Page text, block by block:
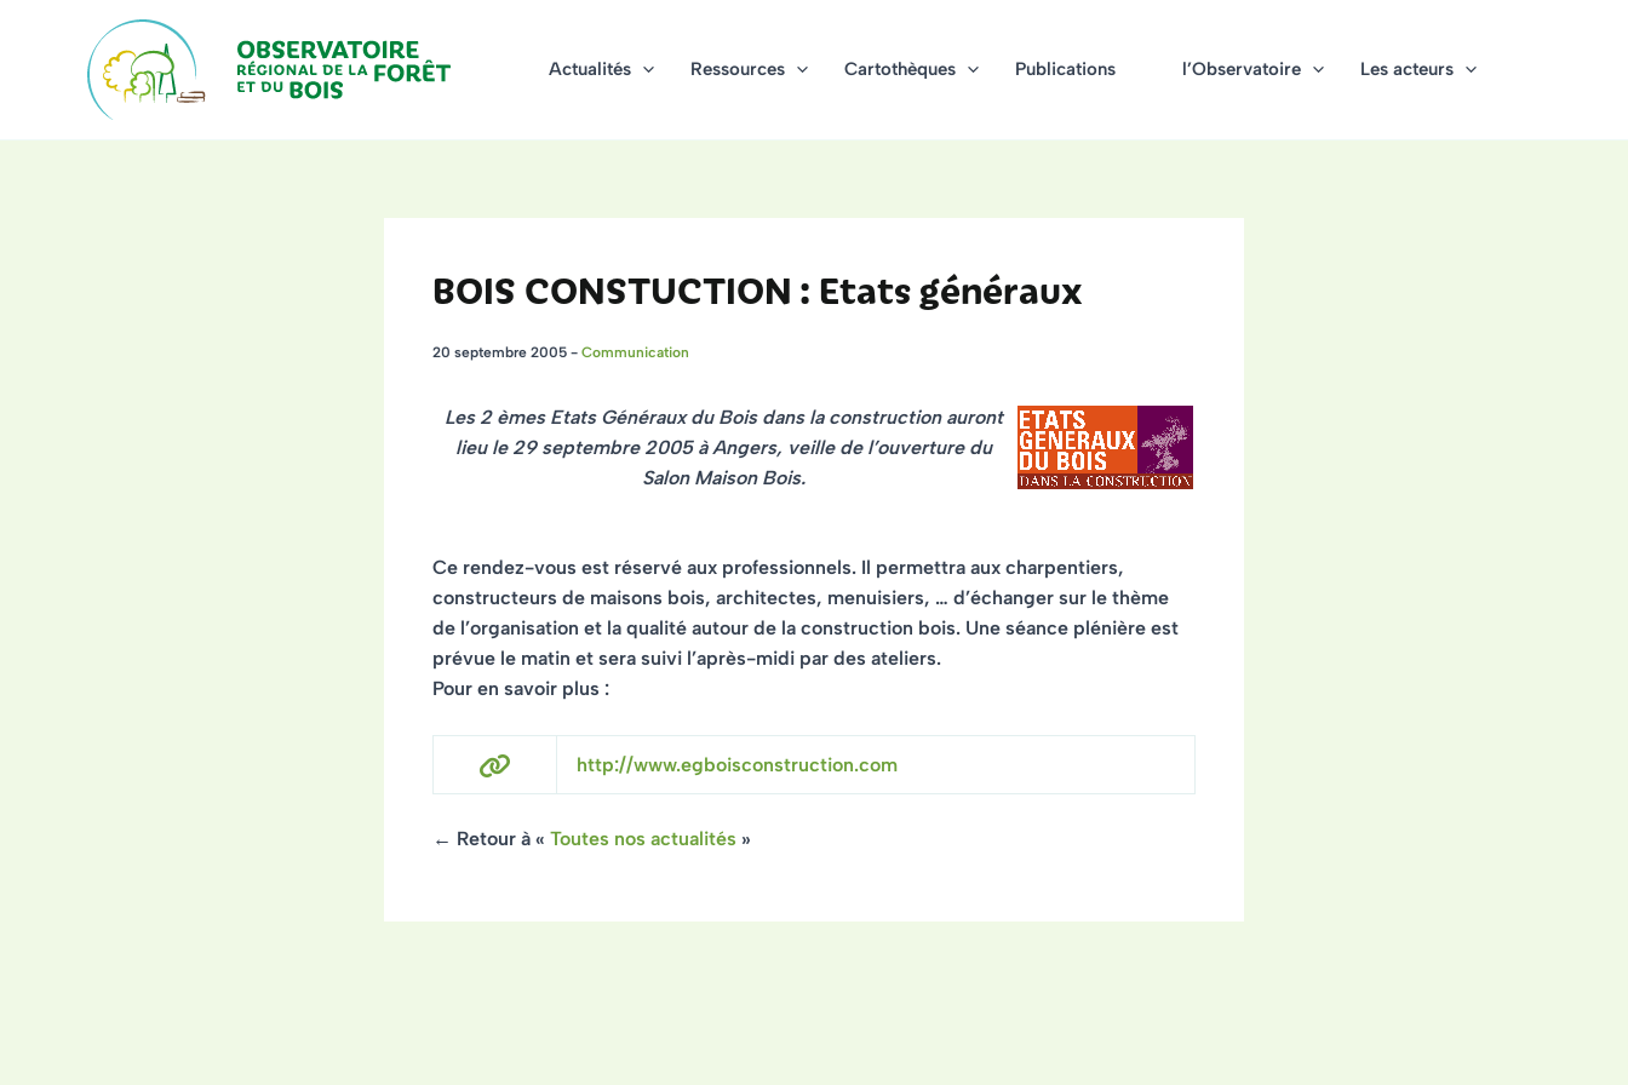
Actualités Ressources Cartothèques Publications l’Observatoire Les acteurs
BOIS CONSTUCTION : Etats généraux
20 septembre 2005 - Communication
Les 2 èmes Etats Généraux du Bois dans la construction auront
lieu le 29 septembre 2005 à Angers, veille de l’ouverture du
Salon Maison Bois.
Ce rendez-vous est réservé aux professionnels. Il permettra aux charpentiers,
constructeurs de maisons bois, architectes, menuisiers, … d’échanger sur le thème
de l’organisation et la qualité autour de la construction bois. Une séance plénière est
prévue le matin et sera suivi l’après-midi par des ateliers.
Pour en savoir plus :
http://www.egboisconstruction.com
← Retour à « Toutes nos actualités »